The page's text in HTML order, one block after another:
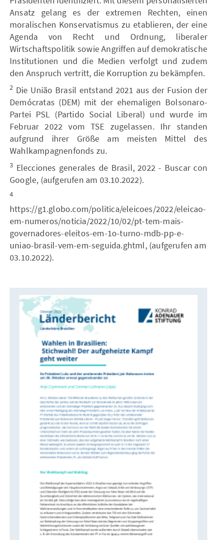
Ansatz gelang es der extremen Rechten, einen
moralischen Konservatismus zu etablieren, der eine
Agenda von Recht und Ordnung, liberaler
Wirtschaftspolitik sowie Angriffen auf demokratische
Institutionen und die Medien verfolgt und zudem
den Anspruch vertritt, die Korruption zu bekämpfen.
2 Die União Brasil entstand 2021 aus der Fusion der
Demócratas (DEM) mit der ehemaligen Bolsonaro-
Partei PSL (Partido Social Liberal) und wurde im
Februar 2022 vom TSE zugelassen. Ihr standen
aufgrund ihrer Größe am meisten Mittel des
Wahlkampagnenfonds zu.
3 Elecciones generales de Brasil, 2022 - Buscar con
Google, (aufgerufen am 03.10.2022).
4
https://g1.globo.com/politica/eleicoes/2022/eleicao-
em-numeros/noticia/2022/10/02/pt-tem-mais-
governadores-eleitos-em-1o-turno-mdb-pp-e-
uniao-brasil-vem-em-seguida.ghtml, (aufgerufen am
03.10.2022).